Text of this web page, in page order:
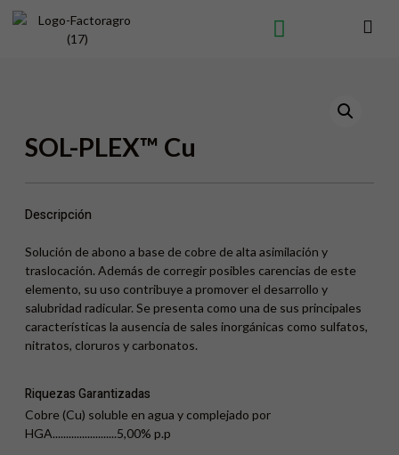
SOL-PLEX™ Cu
Descripción
Solución de abono a base de cobre de alta asimilación y
traslocación. Además de corregir posibles carencias de este
elemento, su uso contribuye a promover el desarrollo y
salubridad radicular. Se presenta como una de sus principales
características la ausencia de sales inorgánicas como sulfatos,
nitratos, cloruros y carbonatos.
Riquezas Garantizadas
Cobre (Cu) soluble en agua y complejado por
HGA........................5,00% p.p